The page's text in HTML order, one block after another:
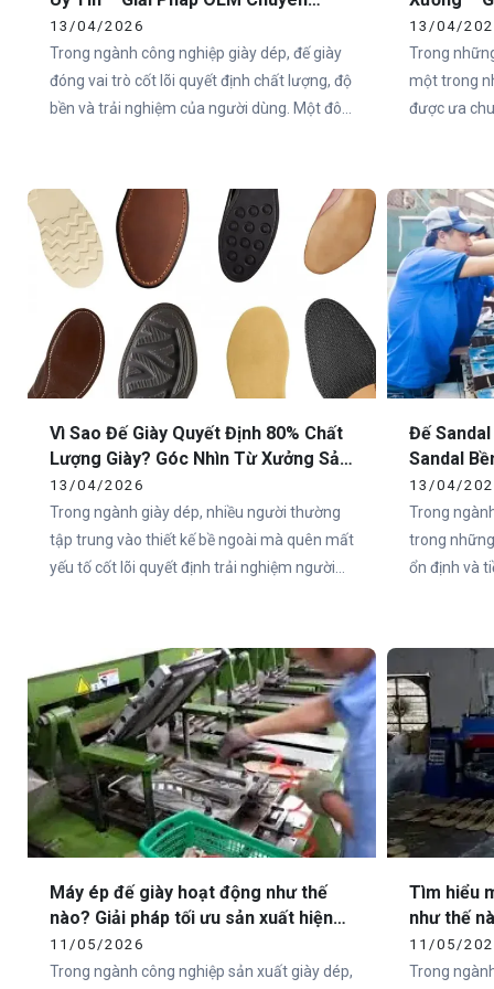
Nghiệp Tại Việt Nam
13/04/2026
Trong ngành công nghiệp giày dép, đế giày
đóng vai trò cốt lõi quyết định chất lượng, độ
bền và trải nghiệm của người dùng. Một đôi
trường. Chính vì vậy, việc lựa chọn xưởng
sản xuất đế giày thể thao uy tín là yếu tố
sống còn đối với các thương hiệu.
Toàn
13/04/
Trong
một trong
được ưa
trọng nhất
Vì Sao Đế Giày Quyết Định 80% Chất
Lượng Giày? Góc Nhìn Từ Xưởng Sản
Xuất
13/04/2026
Trong ngành giày dép, nhiều người thường
tập trung vào thiết kế bề ngoài mà quên mất
yếu tố cốt lõi quyết định trải nghiệm người
đến từ phần đế.
Đế
Sandal
Cho
13/04/
Trong
trong
ổn định và
sandal chất
không nằm
ngoài, mà
Máy ép đế giày hoạt động như thế
nào? Giải pháp tối ưu sản xuất hiện
đại cùng Vietcha
11/05/2026
Trong ngành công nghiệp sản xuất giày dép,
Tìm hiểu
như thế
xuất hiện
11/05/
Trong